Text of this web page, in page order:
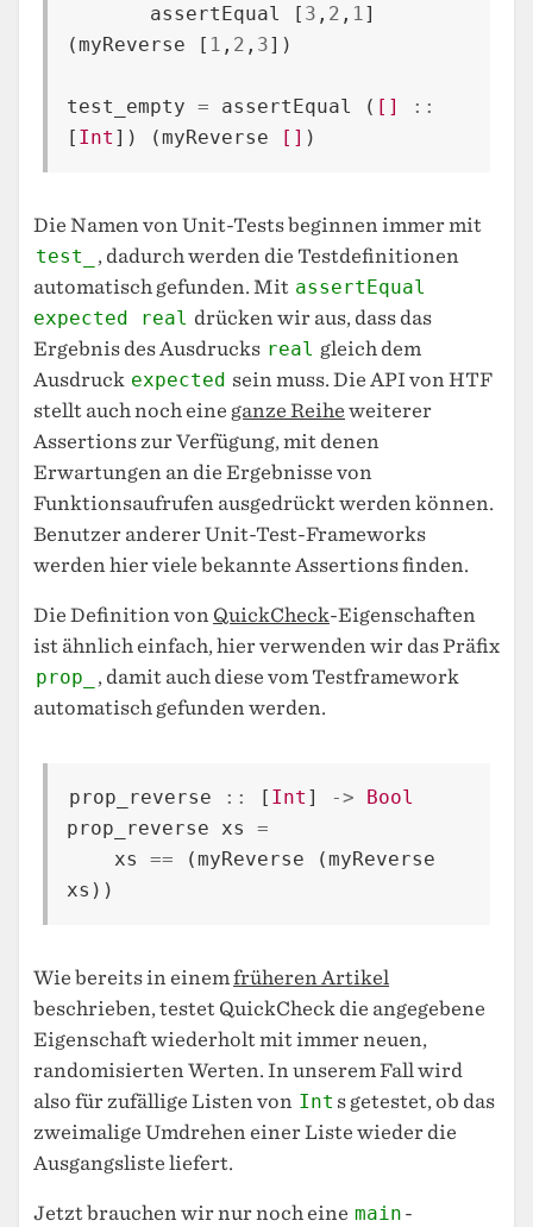
assertEqual
[ 3 , 2 , 1 ]
(myReverse [ 1 , 2 , 3])
test_empty = assertEqual ( []
::
[ Int ]) (myReverse [] )
Die Namen von Unit-Tests beginnen immer mit
test_
, dadurch werden die Testdefinitionen
automatisch gefunden. Mit assertEqual
expected real drücken wir aus, dass das
Ergebnis des Ausdrucks real gleich dem
Ausdruck expected sein muss. Die API von HTF
stellt auch noch eine ganze Reihe weiterer
Assertions zur Verfügung, mit denen
Erwartungen an die Ergebnisse von
Funktionsaufrufen ausgedrückt werden können.
Benutzer anderer Unit-Test-Frameworks
werden hier viele bekannte Assertions finden.
Die Definition von QuickCheck-Eigenschaften
ist ähnlich einfach, hier verwenden wir das Präfix
prop_
, damit auch diese vom Testframework
automatisch gefunden werden.
prop_reverse :: [ Int ] ->
Bool
prop_reverse
xs
=
xs
== (myReverse (myReverse
xs ))
Wie bereits in einemfrüheren Artikel
beschrieben, testet QuickCheck die angegebene
Eigenschaft wiederholt mit immer neuen,
randomisierten Werten. In unserem Fall wird
also für zufällige Listen von Int s getestet, ob das
zweimalige Umdrehen einer Liste wieder die
Ausgangsliste liefert.
Jetzt brauchen wir nur noch eine main -